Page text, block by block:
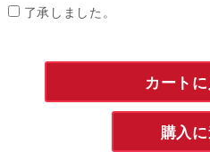
了承しました。
カート
購入